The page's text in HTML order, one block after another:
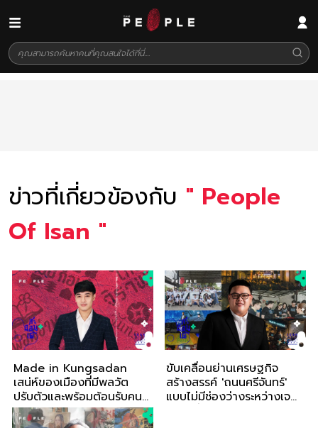
ข่าวที่เกี่ยวข้องกับ " People
Of Isan "
Made in Kungsadan
เสน่ห์ของเมืองที่มีพลวัต
ปรับตัวและพร้อมต้อนรับคน
รุ่นใหม่ให้มาเยือนขอนแก่น
ขับเคลื่อนย่านเศรษฐกิจ
สร้างสรรค์ 'ถนนศรีจันทร์'
แบบไม่มีช่องว่างระหว่างเจ